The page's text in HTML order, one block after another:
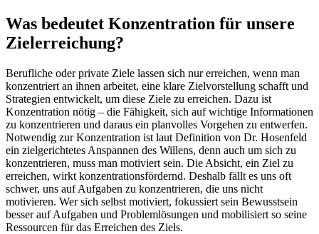
Was bedeutet Konzentration für unsere
Zielerreichung?
Berufliche oder private Ziele lassen sich nur erreichen, wenn man
konzentriert an ihnen arbeitet, eine klare Zielvorstellung schafft und
Strategien entwickelt, um diese Ziele zu erreichen. Dazu ist
Konzentration nötig – die Fähigkeit, sich auf wichtige Informationen
zu konzentrieren und daraus ein planvolles Vorgehen zu entwerfen.
Notwendig zur Konzentration ist laut Definition von Dr. Hosenfeld
ein zielgerichtetes Anspannen des Willens, denn auch um sich zu
konzentrieren, muss man motiviert sein. Die Absicht, ein Ziel zu
erreichen, wirkt konzentrationsfördernd. Deshalb fällt es uns oft
schwer, uns auf Aufgaben zu konzentrieren, die uns nicht
motivieren. Wer sich selbst motiviert, fokussiert sein Bewusstsein
besser auf Aufgaben und Problemlösungen und mobilisiert so seine
Ressourcen für das Erreichen des Ziels.